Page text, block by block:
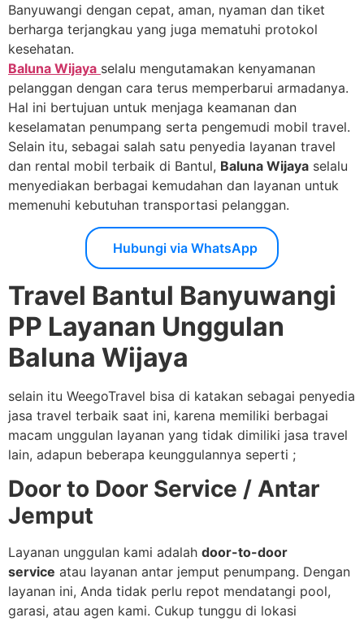
Banyuwangi dengan cepat, aman, nyaman dan tiket
berharga terjangkau yang juga mematuhi protokol
kesehatan.
Baluna Wijaya selalu mengutamakan kenyamanan
pelanggan dengan cara terus memperbarui armadanya.
Hal ini bertujuan untuk menjaga keamanan dan
keselamatan penumpang serta pengemudi mobil travel.
Selain itu, sebagai salah satu penyedia layanan travel
dan rental mobil terbaik di Bantul, Baluna Wijaya selalu
menyediakan berbagai kemudahan dan layanan untuk
memenuhi kebutuhan transportasi pelanggan.
Hubungi via WhatsApp
Travel Bantul Banyuwangi
PP Layanan Unggulan
Baluna Wijaya
selain itu WeegoTravel bisa di katakan sebagai penyedia
jasa travel terbaik saat ini, karena memiliki berbagai
macam unggulan layanan yang tidak dimiliki jasa travel
lain, adapun beberapa keunggulannya seperti ;
Door to Door Service / Antar
Jemput
Layanan unggulan kami adalah door-to-door
service atau layanan antar jemput penumpang. Dengan
layanan ini, Anda tidak perlu repot mendatangi pool,
garasi, atau agen kami. Cukup tunggu di lokasi